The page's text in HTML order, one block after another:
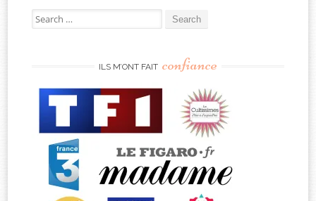
Search
for:
ILS M’ONT FAIT confiance